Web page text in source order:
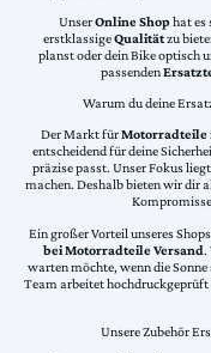
UnserOnline Shophat es
erstklassigeQualitätzu
planst oder dein Bike optisch
passenden
Warum du deine
Der Markt fürMotorradteile
entscheidend für deine
präzise passt. Unser Fokus
machen. Deshalb bieten wir dir
Ein großer Vorteil unseres
bei Motorradteile Versand.
warten möchte, wenn die
Team arbeitet hochdruckgeprüft
Unsere Zubehör